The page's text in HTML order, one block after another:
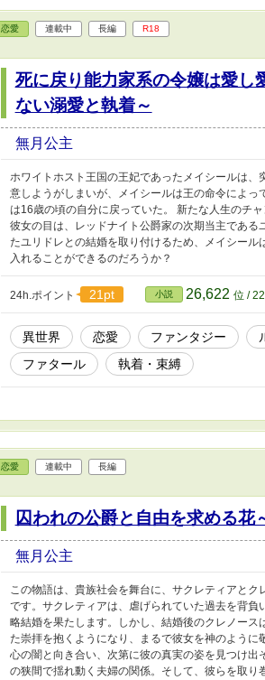
恋愛 連載中 長編 R18
死に戻り能力家系の令嬢は愛し
ない溺愛と執着～
無月公主
ホワイトホスト王国の王妃であったメイシールは
意しようがしまいが、メイシールは王の命令によ
は16歳の頃の自分に戻っていた。 新たな人生のチ
彼女の目は、レッドナイト公爵家の次期当主であ
たユリドレとの結婚を取り付けるため、メイシー
入れることができるのだろうか？
24h.ポイント 21pt 小説 26,622 位 /
異世界 恋愛 ファンタジー
ファタール
執着・束縛
恋愛 連載中 長編
囚われの公爵と自由を求める花
無月公主
この物語は、貴族社会を舞台に、サクレティアと
です。サクレティアは、虐げられていた過去を背
略結婚を果たします。しかし、結婚後のクレノー
た崇拝を抱くようになり、まるで彼女を神のよう
心の闇と向き合い、次第に彼の真実の姿を見つけ
の狭間で揺れ動く夫婦の関係。そして、彼らを取